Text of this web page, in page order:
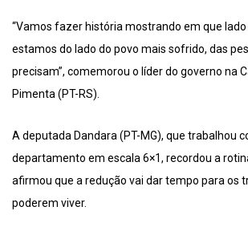
“Vamos fazer história mostrando em que
estamos do lado do povo mais sofrido, das
precisam”, comemorou o líder do governo na
Pimenta (PT-RS).
A deputada Dandara (PT-MG), que trabalhou
departamento em escala 6×1, recordou a
afirmou que a redução vai dar tempo para os
poderem viver.